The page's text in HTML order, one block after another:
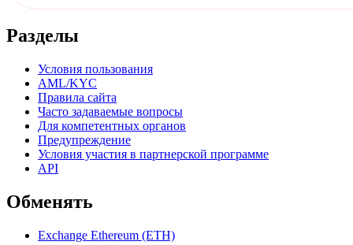
Разделы
Условия пользования
AML/KYC
Правила сайта
Часто задаваемые вопросы
Для компетентных органов
Предупреждение
Условия участия в партнерской программе
API
Обменять
Exchange Ethereum (ETH)